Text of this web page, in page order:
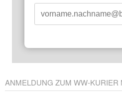
ANMELDUNG ZUM WW-KURIER